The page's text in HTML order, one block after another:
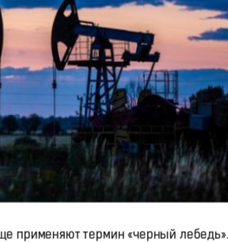
применяют термин «черный